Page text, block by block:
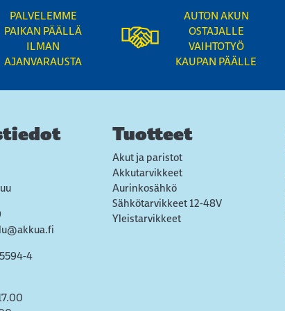
PALVELEMME
PAIKAN PÄÄLLÄ
ILMAN
AJANVARAUSTA
AUTON AKUN
OSTAJALLE
VAIHTOTYÖ
KAUPAN PÄÄLLE
4
Tuotteet
Akut ja paristot
Akkutarvikkeet
Aurinkosähkö
Sähkötarvikkeet 12-48V
Yleistarvikkeet